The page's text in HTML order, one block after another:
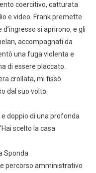
coercitivo, catturata
e video. Frank premette
si aprirono, e gli
accompagnati da
una fuga violenta e
di essere placcato.
crollata, mi fissò
dal suo volto.
e doppio di una profonda
scelto la casa
Sponda
percorso amministrativo